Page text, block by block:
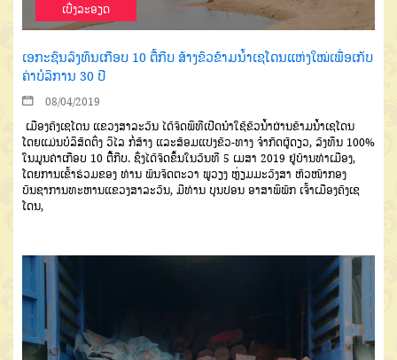
ເບີ່ງລະອຽດ
ເອກະຊົນລົງທຶນເກືອບ 10 ຕື້ກີບ ສ້າງຂົວຂ້າມນ້ຳເຊໂດນແຫ່ງໃໝ່ເພື່ອເກັບ
ຄ່າບໍລິການ 30 ປີ
08/04/2019
ເມືອງຄົງເຊໂດນ ແຂວງສາລະວັນ ໄດ້ຈັດພິທີເປີດນຳໃຊ້ຂົວນ້ຳຜ່ານຂ້າມນ້ຳເຊໂດນ
ໂດຍແມ່ນບໍລິສັດຕິ່ງ ວິໄລ ກໍ່ສ້າງ ແລະສ້ອມແປງຂົວ-ທາງ ຈຳກັດຜູ້ດຽວ, ລົງທຶນ 100%
ໃນມູນຄ່າເກືອບ 10 ຕື້ກີບ. ຊຶ່ງໄດ້ຈັດຂຶ້ນໃນວັນທີ 5 ເມສາ 2019 ຢູ່ບ້ານທ່າເມືອງ,
ໂດຍການເຂົ້າຮ່ວມຂອງ ທ່ານ ພົນຈັດຕະວາ ພູວຽງ ຫຼ່ຽມມະວົງສາ ຫົວໜ້າກອງ
ບັນຊາການທະຫານແຂວງສາລະວັນ, ມີທ່ານ ບຸນປອນ ອາສາພິພັກ ເຈົ້າເມືອງຄົງເຊ
ໂດນ,